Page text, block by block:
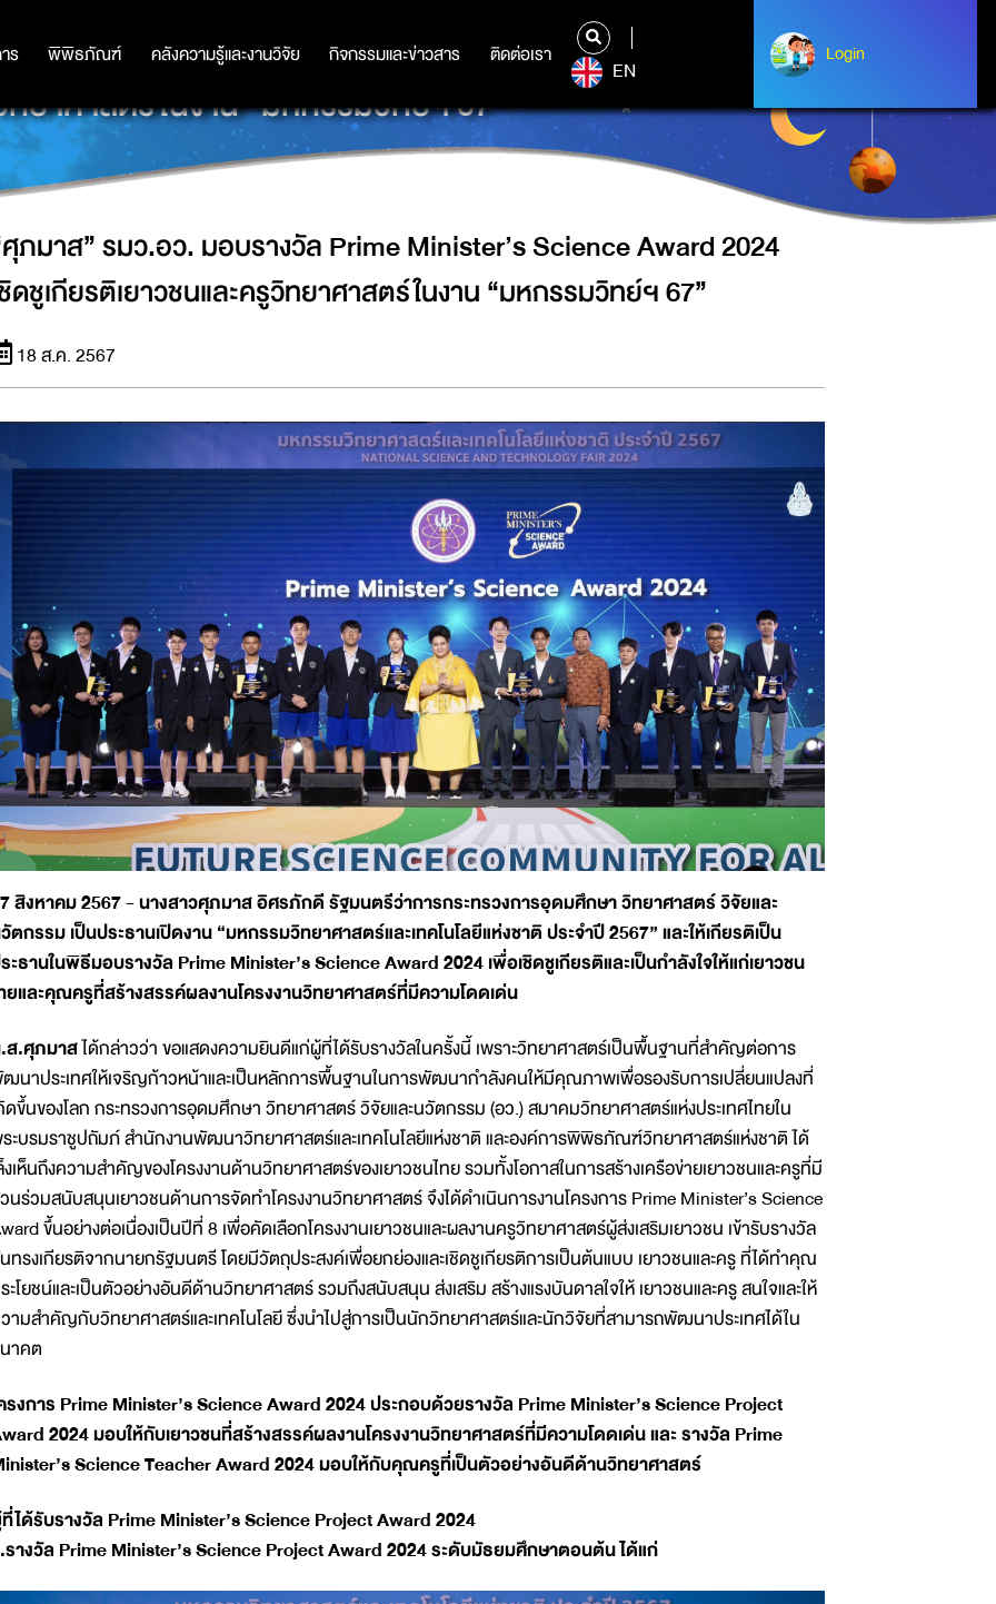
ร พิพิธภัณฑ์ คลังความรู้และงานวิจัย กิจกรรมและข่าวสาร ติดต่อเรา
ร พิพิธภัณฑ์ คลังความรู้และงานวิจัย กิจกรรมและข่าวสาร ติดต่อเรา
EN
Login
Login
MINISTER’S SCIENCE AWARD 2024 เชิดชูเกียรติเยาวชนและครู
ยาศาสตร์ในงาน “มหกรรมวิทย์ฯ 67”
ภมาส” รมว.อว. มอบรางวัล Prime Minister’s Science Award 2024
ดชูเกียรติเยาวชนและครูวิทยาศาสตร์ในงาน “มหกรรมวิทย์ฯ 67”
18 ส.ค. 2567
สิงหาคม 2567 - นางสาวศุภมาส อิศรภักดี รัฐมนตรีว่าการกระทรวงการอุดมศึกษา วิทยาศาสตร์ วิจัยและ
ตกรรม เป็นประธานเปิดงาน “มหกรรมวิทยาศาสตร์และเทคโนโลยีแห่งชาติ ประจำปี 2567” และให้เกียรติเป็น
ะธานในพิธีมอบรางวัล Prime Minister’s Science Award 2024 เพื่อเชิดชูเกียรติและเป็นกำลังใจให้แก่เยาวชน
ยและคุณครูที่สร้างสรรค์ผลงานโครงงานวิทยาศาสตร์ที่มีความโดดเด่น
ส.ศุภมาสได้กล่าวว่า ขอแสดงความยินดีแก่ผู้ที่ได้รับรางวัลในครั้งนี้ เพราะวิทยาศาสตร์เป็นพื้นฐานที่สำคัญต่อการ
นาประเทศให้เจริญก้าวหน้าและเป็นหลักการพื้นฐานในการพัฒนากำลังคนให้มีคุณภาพเพื่อรองรับการเปลี่ยนแปลงที่
ดขึ้นของโลก กระทรวงการอุดมศึกษา วิทยาศาสตร์ วิจัยและนวัตกรรม (อว.) สมาคมวิทยาศาสตร์แห่งประเทศไทยใน
ะบรมราชูปถัมภ์ สำนักงานพัฒนาวิทยาศาสตร์และเทคโนโลยีแห่งชาติ และองค์การพิพิธภัณฑ์วิทยาศาสตร์แห่งชาติ ได้
งเห็นถึงความสำคัญของโครงงานด้านวิทยาศาสตร์ของเยาวชนไทย รวมทั้งโอกาสในการสร้างเครือข่ายเยาวชนและครูที่มี
นร่วมสนับสนุนเยาวชนด้านการจัดทำโครงงานวิทยาศาสตร์ จึงได้ดำเนินการงานโครงการ Prime Minister’s Science
ขึ้นอย่างต่อเนื่องเป็นปีที่ 8 เพื่อคัดเลือกโครงงานเยาวชนและผลงานครูวิทยาศาสตร์ผู้ส่งเสริมเยาวชน เข้ารับรางวัล
ทรงเกียรติจากนายกรัฐมนตรี โดยมีวัตถุประสงค์เพื่อยกย่องและเชิดชูเกียรติการเป็นต้นแบบ เยาวชนและครู ที่ได้ทำคุณ
ะโยชน์และเป็นตัวอย่างอันดีด้านวิทยาศาสตร์ รวมถึงสนับสนุน ส่งเสริม สร้างแรงบันดาลใจให้ เยาวชนและครู สนใจและให้
ามสำคัญกับวิทยาศาสตร์และเทคโนโลยี ซึ่งนำไปสู่การเป็นนักวิทยาศาสตร์และนักวิจัยที่สามารถพัฒนาประเทศได้ใน
าคต
รงการ Prime Minister’s Science Award 2024 ประกอบด้วยรางวัล Prime Minister’s Science Project
2024 มอบให้กับเยาวชนที่สร้างสรรค์ผลงานโครงงานวิทยาศาสตร์ที่มีความโดดเด่น และ รางวัล Prime
Science Teacher Award 2024 มอบให้กับคุณครูที่เป็นตัวอย่างอันดีด้านวิทยาศาสตร์
ได้รับรางวัล Prime Minister’s Science Project Award 2024
างวัล Prime Minister’s Science Project Award 2024 ระดับมัธยมศึกษาตอนต้น ได้แก่